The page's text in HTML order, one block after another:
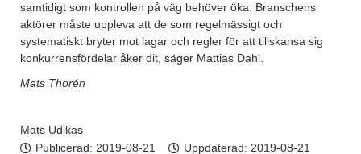
samtidigt som kontrollen på väg behöver öka. Branschens
aktörer måste uppleva att de som regelmässigt och
systematiskt bryter mot lagar och regler för att tillskansa sig
konkurrensfördelar åker dit, säger Mattias Dahl.
Mats Thorén
Mats Udikas
Publicerad: 2019-08-21 Uppdaterad: 2019-08-21